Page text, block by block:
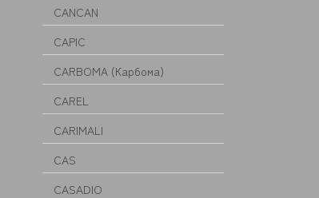
CANCAN
CAPIC
CARBOMA (Карбома)
CAREL
CARIMALI
CAS
CASADIO